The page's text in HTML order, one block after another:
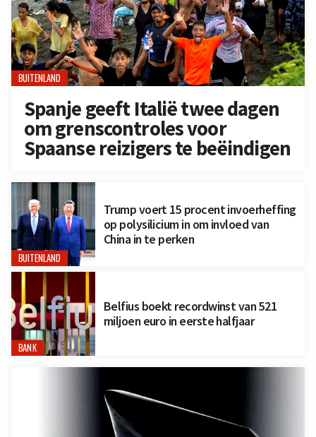
BUITENLAND
Spanje geeft Italië twee dagen
om grenscontroles voor
Spaanse reizigers te beëindigen
BUITENLAND
Trump voert 15 procent invoerheffing
op polysilicium in om invloed van
China in te perken
BANK
Belfius boekt recordwinst van 521
miljoen euro in eerste halfjaar